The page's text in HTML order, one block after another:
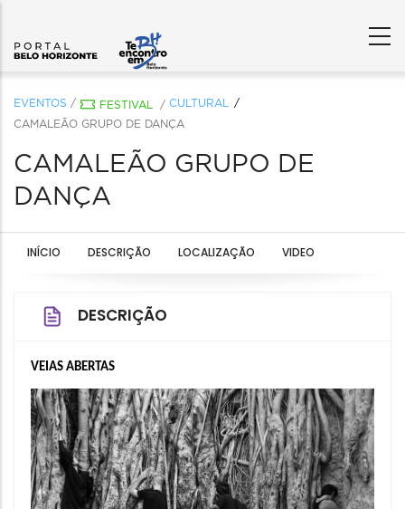
EVENTOS / FESTIVAL / CULTURAL
CAMALEÃO GRUPO DE DANÇA
CAMALEÃO GRUPO DE
DANÇA
INÍCIO DESCRIÇÃO LOCALIZAÇÃO VIDEO
DESCRIÇÃO
VEIAS ABERTAS